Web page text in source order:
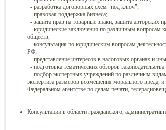
- разработка договорных схем "под ключ";
- правовая поддержка бизнеса;
- защита прав на товарные знаки, защита авторских
- юридические заключения по различным вопросам
обществ;
- консультация по юридическим вопросам
РФ;
- представление интересов в налоговых органах и
- подготовка тематических обзоров
- подбор экспертных учреждений по различным
экспертиза размеров возмещения морального вреда,
Федеральном агентстве по делам печати,
Консультации в области гражданского,